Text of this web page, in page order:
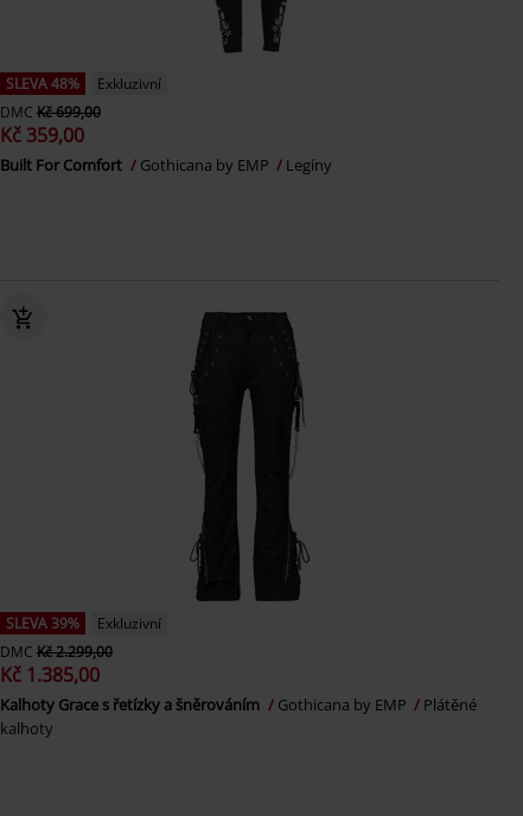
SLEVA 48%
Exkluzivní
DMC Kč 699,00
Kč 359,00
Built For Comfort Gothicana by EMP Legíny
SLEVA 39%
Exkluzivní
DMC Kč 2.299,00
Kč 1.385,00
Kalhoty Grace s řetízky a šněrováním Gothicana by EMP
Plátěné
kalhoty